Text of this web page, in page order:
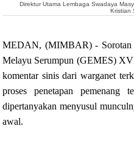
Direktur Utama Lembaga Swadaya
Kristian
MEDAN, (MIMBAR) - Sorotan
Melayu Serumpun (GEMES)
komentar sinis dari warganet
proses penetapan pemenang
dipertanyakan menyusul
awal.